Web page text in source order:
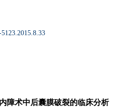
障术中后囊膜破裂的临床分析